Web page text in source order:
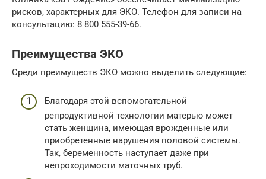
рисков, характерных для ЭКО. Телефон для записи на
консультацию: 8 800 555-39-66.
Преимущества ЭКО
Среди преимуществ ЭКО можно выделить следующие:
Благодаря этой вспомогательной
репродуктивной технологии матерью может
стать женщина, имеющая врожденные или
приобретенные нарушения половой системы.
Так, беременность наступает даже при
непроходимости маточных труб.